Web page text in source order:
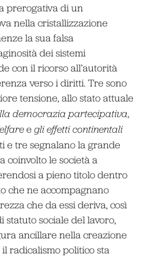
prerogativa di un
nella cristallizzazione
la sua falsa
dei sistemi
con il ricorso all’autorità
verso i diritti. Tre sono
tensione, allo stato attuale
democrazia partecipativa,
e gli effetti continentali
e tre segnalano la grande
coinvolto le società a
a pieno titolo dentro
che ne accompagnano
che da essi deriva, così
statuto sociale del lavoro,
ancillare nella creazione
radicalismo politico sta